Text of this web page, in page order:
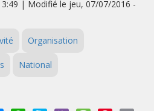
| Modifié le jeu, 07/07/2016 -
Organisation
National